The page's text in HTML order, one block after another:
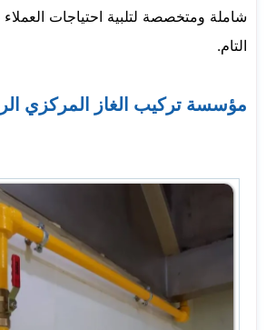
شاملة ومتخصصة لتلبية احتياجات
التام.
مؤسسة تركيب الغاز المركزي